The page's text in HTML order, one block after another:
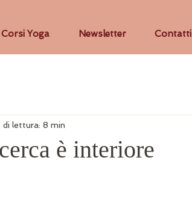
Corsi Yoga Newsletter Contatti
è interiore
di lettura: 8 min